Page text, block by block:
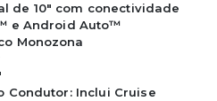
de 10" com conectividade
e Android Auto™
Monozona
Condutor: Inclui Cruise